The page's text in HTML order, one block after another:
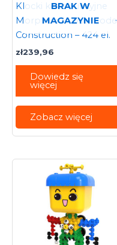
BRAK W
MAGAZYNIE
Klocki konstrukcyjne
Morphun Junior Model
Construction – 424 el.
zł239,96
Dowiedz się
więcej
Zobacz więcej